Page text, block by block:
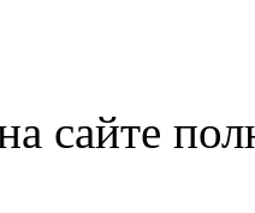
сайте